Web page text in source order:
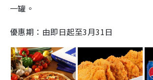
一罐。
優惠期：由即日起至3月31日